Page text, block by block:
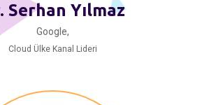
Serhan Yılmaz
Google,
Cloud Ülke Kanal Lideri